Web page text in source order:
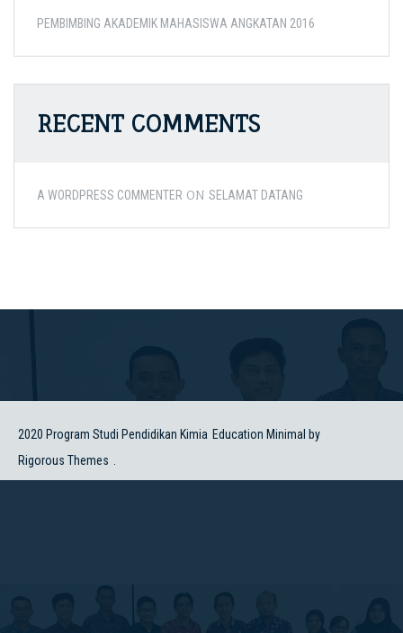
PEMBIMBING AKADEMIK MAHASISWA ANGKATAN 2016
RECENT COMMENTS
A WORDPRESS COMMENTER ON SELAMAT DATANG
2020 Program Studi Pendidikan Kimia Education Minimal by
Rigorous Themes